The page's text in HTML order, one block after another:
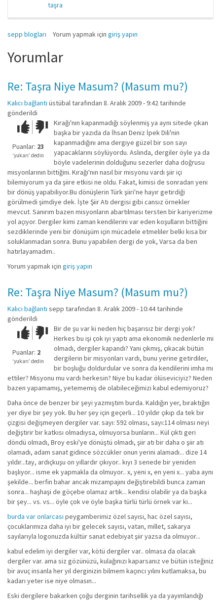
taşra
sepp blogları Yorum yapmak için giriş yapın
Yorumlar
Re: Taşra Niye Masum? (Masum mu?)
Kalıcı bağlantı üstübaltarafından 8. Aralık 2009 - 9:42 tarihinde
gönderildi
Çok iyi!O
kadar
iyi
değil!
Puanlar: 23
‘yukarı’ dedin
Kırağı'nın kapanmadığı söylenmiş ya aynı sitede çıkan
başka bir yazıda da İhsan Deniz İpek Dili'nin
kapanmadığını ama dergiye güzel bir son sayı
yapacaklarını söylüyordu. Aslında, dergiler öyle ya da
böyle vadelerinin dolduğunu sezerler daha doğrusu
misyonlarının bittiğini. Kırağı'nın nasıl bir misyonu vardı şiir içi
bilemiyorum ya da şiire etkisi ne oldu. Fakat, kimisi de sonradan yeni
bir dönüş yapabiliyor.Bu dönüşlerin Türk şiiri'ne hayır getirdiği
görülmedi şimdiye dek. İşte Şiir Atı dergisi gibi cansız örnekler
mevcut. Sanırım bazen misyonların abartılması tersten bir kariyerizme
yol açıyor. Dergiler kimi zaman kendilerini var eden koşulların bittiğini
sezdiklerinde yeni bir dönüşüm için mücadele etmeliler belki kısa bir
soluklanmadan sonra. Bunu yapabilen dergi de yok, Varsa da ben
hatırlayamadım..
Yorum yapmak için giriş yapın
Re: Taşra Niye Masum? (Masum mu?)
Kalıcı bağlantı sepp tarafından 8. Aralık 2009 - 10:44 tarihinde
gönderildi
Çok iyi!O
kadar
iyi
değil!
Puanlar: 2
‘yukarı’ dedin
Bir de şu var ki neden hiç başarısız bir dergi yok?
Herkes bu işi çok iyi yaptı ama ekonomik nedenlerle mi
olmadı, dergiler kapandı? Yani çıkmış, çıkacak bütün
dergilerin bir misyonları vardı, bunu yerine getirdiler,
bir boşluğu doldurdular ve sonra da kendilerini imha mı
ettiler? Misyonu mu vardı herkesin? Niye bu kadar ölüseviciyiz? Neden
bazen yapamamış, yetememiş de olabileceğimizi kabul edemiyoruz?
Daha önce de benzer bir şeyi yazmıştım burda. Kaldığın yer, bıraktığın
yer diye bir şey yok. Bu her şey için geçerli... 10 yıldır çıkıp da tek bir
çizgisi değişmeyen dergiler var. sayı: 592 olması, sayı:114 olması neyi
değiştirir bir katkısı olmadıysa, olmuyorsa bunların... Kül çıktı geri
döndü olmadı, Broy eski'ye dönüştü olmadı, şiir atı bir daha o şiir atı
olamadı, adam sanat gidince sözcükler onun yerini alamadı... dize 14
yıldır...tay, ardıçkuşu on yıllardır çıkıyor.. kıyı 3 senede bir yeniden
başlıyor... isme ek yapmakla da olmuyor.. x, yeni x, en yeni x... yaba aynı
şekilde... berfin bahar ancak mizampajını değiştirebildi bunca zaman
sonra... haşhaşi de göçebe olamaz artık... kendisi olabilir ya da başka
bir şey... vs. vs... öyle çok ve öyle başka türlü türlü örnek var ki...
burda var onlarcası peygamberimiz özel sayısı, hac özel sayısı,
çocuklarımıza daha iyi bir gelecek sayısı, vatan, millet, sakarya
sayılarıyla logonuzda kültür sanat edebiyat şiir yazsa da olmuyor...
kabul edelim iyi dergiler var, kötü dergiler var.. olmasa da olacak
dergiler var. ama siz gözünüzü, kulağınızı kaparsanız ve bütün isteğiniz
bir avuç insanla her yıl derginizin bilmem kaçıncı yılını kutlamaksa, bu
kadarı yeter ise niye olmasın...
Eski dergilere bakarken çoğu derginin tarihsellik ya da yayımlandığı